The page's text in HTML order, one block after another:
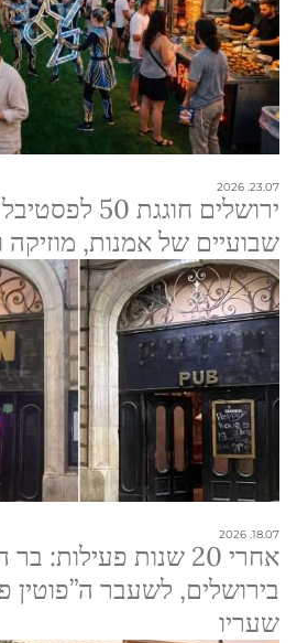
23.07. 2026
ירושלים
שבועיים של אמנות, מוזיקה
18.07. 2026
אחרי 20 שנות פעילות:
בירושלים, לשעבר ה”פוטין
שעריו